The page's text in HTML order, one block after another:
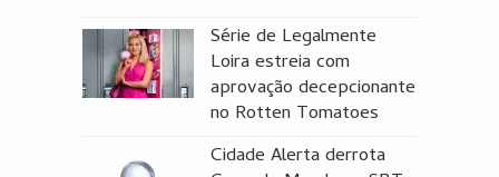
Série de Legalmente
Loira estreia com
aprovação decepcionante
no Rotten Tomatoes
Cidade Alerta derrota